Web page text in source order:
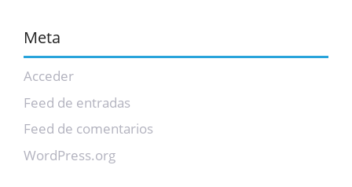
Meta
Acceder
Feed de entradas
Feed de comentarios
WordPress.org